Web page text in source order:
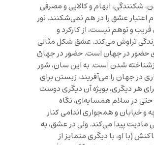
ابهام و کالایی و مصرفی
عشق را در هم نمی‌شکنند. نور
و توهم نیست، از کارکرد و
تراوش می‌کند. عشق شکل مثالی
حضور در جهان است. حضور در جهانْ
شدن است. به این سان، شور
در جهان را می‌آفریند، زیستن برای
هر دیگری، بویژه آن دیگری دوست
در سلام همسایه‌ای، نگاه
و خیابان و همجواری اندامی کنار
مادیت پیدا می‌کند. ولی در عشق، به
(با او، با دیگری متمایز از